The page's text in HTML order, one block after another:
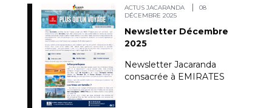
ACTUS JACARANDA
08
DÉCEMBRE 2025
Newsletter Décembre
2025
Newsletter Jacaranda
consacrée à EMIRATES